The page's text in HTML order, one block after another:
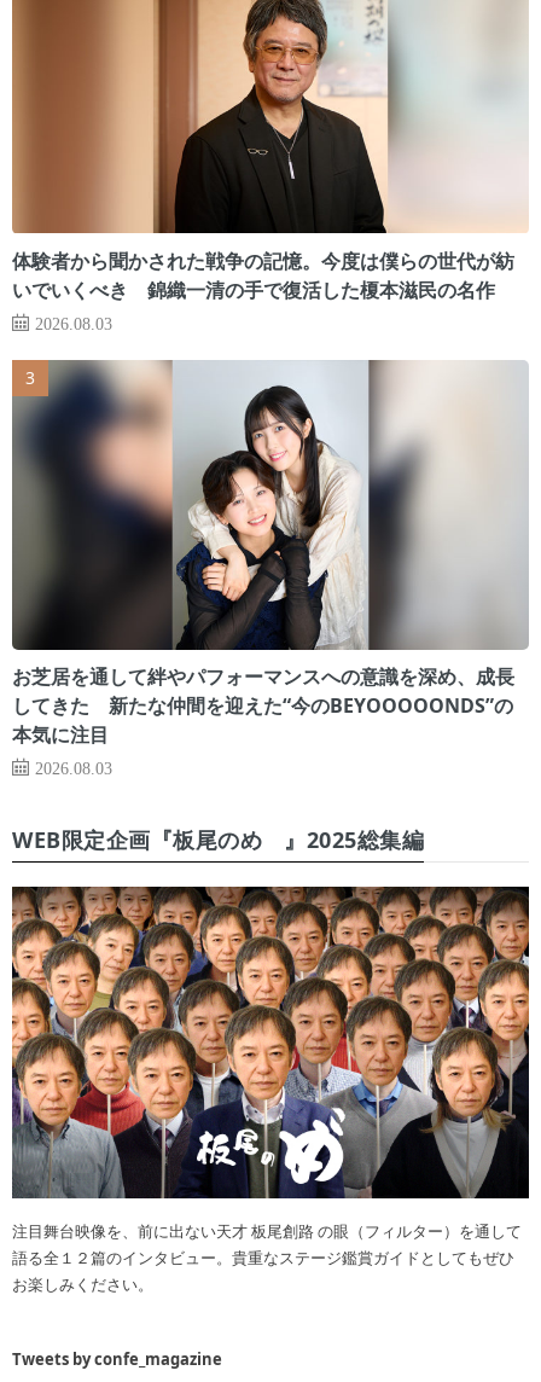
体験者から聞かされた戦争の記憶。今度は僕らの世代が紡
いでいくべき 錦織一清の手で復活した榎本滋民の名作
2026.08.03
お芝居を通して絆やパフォーマンスへの意識を深め、成長
してきた 新たな仲間を迎えた“今のBEYOOOOONDS”の
本気に注目
2026.08.03
WEB限定企画『板尾のめ゙』2025総集編
注目舞台映像を、前に出ない天才 板尾創路 の眼（フィルター）を通して
語る全１２篇のインタビュー。貴重なステージ鑑賞ガイドとしてもぜひ
お楽しみください。
Tweets by confe_magazine